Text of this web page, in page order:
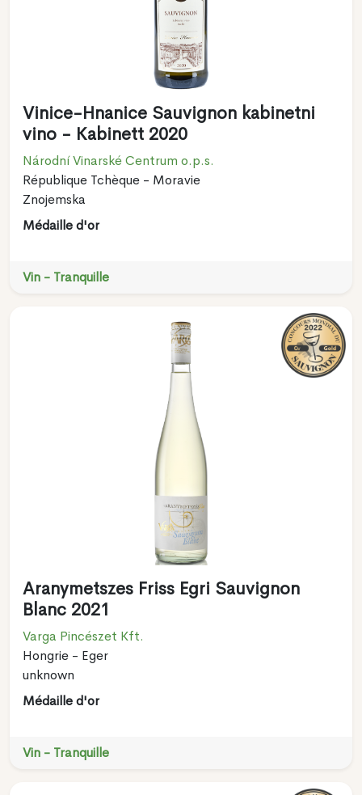
Vinice-Hnanice Sauvignon kabinetni
vino - Kabinett 2020
Národní Vinarské Centrum o.p.s.
République Tchèque - Moravie
Znojemska
Médaille d'or
Vin - Tranquille
Aranymetszes Friss Egri Sauvignon
Blanc 2021
Varga Pincészet Kft.
Hongrie - Eger
unknown
Médaille d'or
Vin - Tranquille